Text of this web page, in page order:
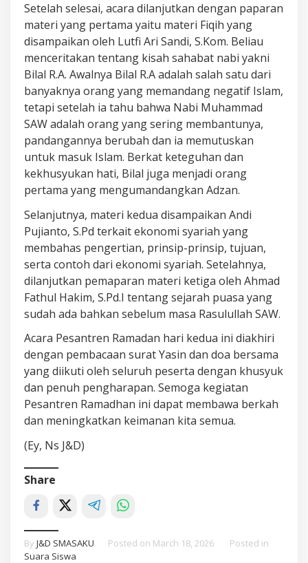
Setelah selesai, acara dilanjutkan dengan paparan
materi yang pertama yaitu materi Fiqih yang
disampaikan oleh Lutfi Ari Sandi, S.Kom. Beliau
menceritakan tentang kisah sahabat nabi yakni
Bilal R.A. Awalnya Bilal R.A adalah salah satu dari
banyaknya orang yang memandang negatif Islam,
tetapi setelah ia tahu bahwa Nabi Muhammad
SAW adalah orang yang sering membantunya,
pandangannya berubah dan ia memutuskan
untuk masuk Islam. Berkat keteguhan dan
kekhusyukan hati, Bilal juga menjadi orang
pertama yang mengumandangkan Adzan.
Selanjutnya, materi kedua disampaikan Andi
Pujianto, S.Pd terkait ekonomi syariah yang
membahas pengertian, prinsip-prinsip, tujuan,
serta contoh dari ekonomi syariah. Setelahnya,
dilanjutkan pemaparan materi ketiga oleh Ahmad
Fathul Hakim, S.Pd.I tentang sejarah puasa yang
sudah ada bahkan sebelum masa Rasulullah SAW.
Acara Pesantren Ramadan hari kedua ini diakhiri
dengan pembacaan surat Yasin dan doa bersama
yang diikuti oleh seluruh peserta dengan khusyuk
dan penuh pengharapan. Semoga kegiatan
Pesantren Ramadhan ini dapat membawa berkah
dan meningkatkan keimanan kita semua.
(Ey, Ns J&D)
Share
By J&D SMASAKU Posted on March 18, 2026
Posted in
Suara Siswa